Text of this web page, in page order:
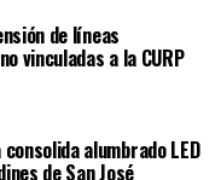
de líneas
vinculadas a la CURP
alumbrado LED
de San José